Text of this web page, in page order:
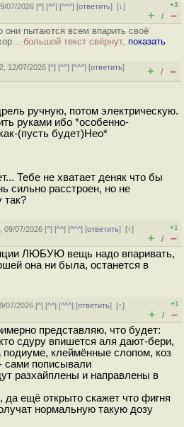
07/2026 [^] [^^] [^^^] [ответить][↓]
+3
+ / –
они пытаются всем впарить своё
большой текст свёрнут, показать
12/07/2026 [^] [^^] [^^^] [ответить]
+ / –
ручную, потом электрическую.
руками ибо *особенно-
(пусть будет)Нео*
Тебе не хватает деняк что бы
сильно расстроен, но не
так?
09/07/2026 [^] [^^] [^^^] [ответить][↑]
+1
+ / –
ЛЮБУЮ вещь надо впаривать,
она ни была, останется в
07/2026 [^] [^^] [^^^] [ответить][↑]
+1
+ / –
представляю, что будет:
сдуру впишется аля дают-бери,
подиуме, клеймённые слопом, коз
сами пописывали
разхайплены и направлены в
да ещё открыто скажет что фигня
нормальную такую дозу